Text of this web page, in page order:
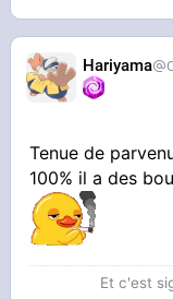
Hariyama
Tenue de
100% il a des
Et c'est